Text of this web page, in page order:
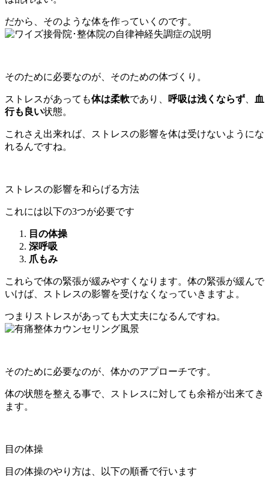
だから、そのような体を作っていくのです。
そのために必要なのが、そのための体づくり。
ストレスがあっても体は柔軟であり、 呼吸は浅くならず
血
行も良い状態。
これさえ出来れば、ストレスの影響を体は受けないようにな
れるんですね。
ストレスの影響を和らげる方法
これには以下の3つが必要です
目の体操
深呼吸
爪もみ
これらで体の緊張が緩みやすくなります。体の緊張が緩んで
いけば、ストレスの影響を受けなくなっていきますよ。
つまりストレスがあっても大丈夫になるんですね。
そのために必要なのが、体かのアプローチです。
体の状態を整える事で、ストレスに対しても余裕が出来てき
ます。
目の体操
目の体操のやり方は、以下の順番で行います